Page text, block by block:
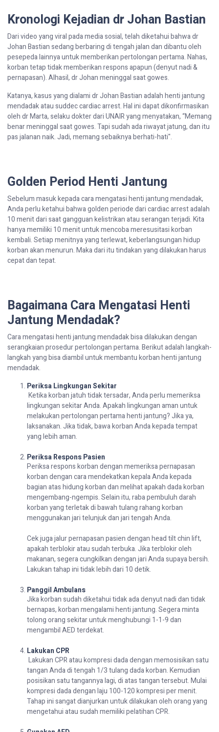
Kronologi Kejadian drJohan Bastian
Dari video yang viral pada media sosial, telah diketahui bahwa dr
Johan Bastian sedang berbaring di tengah jalan dan dibantu oleh
pesepeda lainnya untuk memberikan pertolongan pertama. Nahas,
korban tetap tidak memberikan respons apapun (denyut nadi &
pernapasan). Alhasil, dr Johan meninggal saat gowes.
Katanya, kasus yang dialami dr Johan Bastian adalah henti jantung
mendadak atau suddec cardiac arrest. Hal ini dapat dikonfirmasikan
oleh dr Marta, selaku dokter dari UNAIR yang menyatakan, “Memang
benar meninggal saat gowes. Tapi sudah ada riwayat jatung, dan itu
pas jalanan naik. Jadi, memang sebaiknya berhati-hati".
Golden Period Henti Jantung
Sebelum masuk kepada cara mengatasi henti jantung mendadak,
Anda perlu ketahui bahwa golden periode dari cardiac arrest adalah
10 menit dari saat gangguan kelistrikan atau serangan terjadi. Kita
hanya memiliki 10 menit untuk mencoba meresusitasi korban
kembali. Setiap menitnya yang terlewat, keberlangsungan hidup
korban akan menurun. Maka dari itu tindakan yang dilakukan harus
cepat dan tepat.
Bagaimana Cara Mengatasi Henti
Jantung Mendadak?
Cara mengatasi henti jantung mendadak bisa dilakukan dengan
serangkaian prosedur pertolongan pertama. Berikut adalah langkah-
langkah yang bisa diambil untuk membantu korban henti jantung
mendadak.
Periksa Lingkungan Sekitar
Ketika korban jatuh tidak tersadar, Anda perlu memeriksa
lingkungan sekitar Anda. Apakah lingkungan aman untuk
melakukan pertolongan pertama henti jantung? Jika ya,
laksanakan. Jika tidak, bawa korban Anda kepada tempat
yang lebih aman.
Periksa Respons Pasien
Periksa respons korban dengan memeriksa pernapasan
korban dengan cara mendekatkan kepala Anda kepada
bagian atas hidung korban dan melihat apakah dada korban
mengembang-ngempis. Selain itu, raba pembuluh darah
korban yang terletak di bawah tulang rahang korban
menggunakan jari telunjuk dan jari tengah Anda.
Cek juga jalur pernapasan pasien dengan head tilt chin lift,
apakah terblokir atau sudah terbuka. Jika terblokir oleh
makanan, segera cungkilkan dengan jari Anda supaya bersih.
Lakukan tahap ini tidak lebih dari 10 detik.
Panggil Ambulans
Jika korban sudah diketahui tidak ada denyut nadi dan tidak
bernapas, korban mengalami henti jantung. Segera minta
tolong orang sekitar untuk menghubungi 1-1-9 dan
mengambilAEDterdekat.
Lakukan CPR
Lakukan CPR atau kompresi dada dengan memosisikan satu
tangan Anda di tengah 1/3 tulang dada korban. Kemudian
posisikan satu tangannya lagi, di atas tangan tersebut. Mulai
kompresi dada dengan laju 100-120 kompresi per menit.
Tahap ini sangat dianjurkan untuk dilakukan oleh orang yang
mengetahui atau sudah memiliki pelatihan CPR.